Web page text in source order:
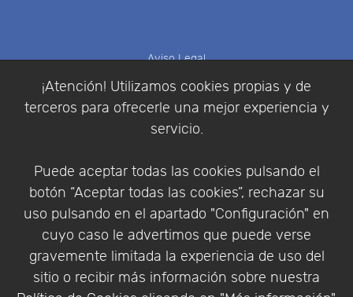
¡Atención! Utilizamos cookies propias y de
terceros para ofrecerle una mejor experiencia y
servicio.
Puede aceptar todas las cookies pulsando el
botón “Aceptar todas las cookies”, rechazar su
uso pulsando en el apartado "Configuración" en
cuyo caso le advertimos que puede verse
gravemente limitada la experiencia de uso del
sitio o recibir más información sobre nuestra
Aviso Legal
Condiciones de compra
Identificarse
Empresa|Aviso Legal| Política de Privacidad |
Política de Cookies
© Copyright 1994 - 2026. Addlink Software